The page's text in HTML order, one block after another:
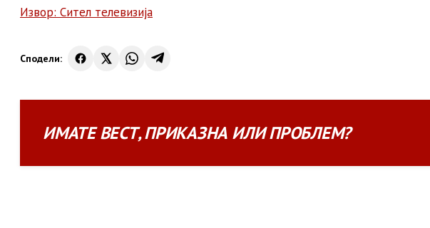
Извор: Сител телевизија
Сподели:
ИМАТЕВЕСТ,ПРИКАЗНА ИЛИПРОБЛЕМ?